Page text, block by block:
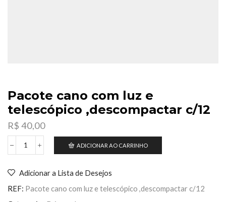
Pacote cano com luz e
telescópico ,descompactar c/12
R$ 40,00
Pacote
luz
e
ADICIONAR AO CARRINHO
Adicionar a Lista de Desejos
REF: Pacote cano com luz e telescópico ,descompactar c/12